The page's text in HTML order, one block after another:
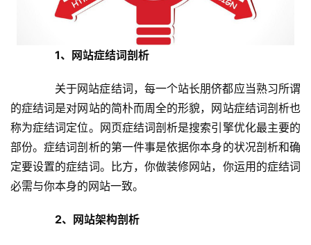
1、网站症结词剖析
关于网站症结词，每一个站长朋侪都应当熟习所谓
的症结词是对网站的简朴而周全的形貌，网站症结词剖析也
称为症结词定位。网页症结词剖析是搜索引擎优化最主要的
部份。症结词剖析的第一件事是依据你本身的状况剖析和确
定要设置的症结词。比方，你做装修网站，你运用的症结词
必需与你本身的网站一致。
2、网站架构剖析